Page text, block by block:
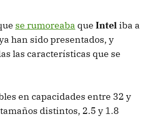
se rumoreaba que Intel iba a
han sido presentados, y
las características que se
en capacidades entre 32 y
distintos, 2.5 y 1.8